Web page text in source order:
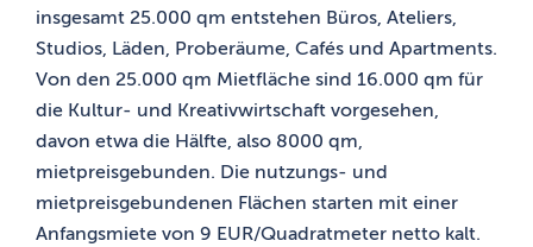
insgesamt 25.000 qm entstehen Büros, Ateliers,
Studios, Läden, Proberäume, Cafés und Apartments.
Von den 25.000 qm Mietfläche sind 16.000 qm für
die Kultur- und Kreativwirtschaft vorgesehen,
davon etwa die Hälfte, also 8000 qm,
mietpreisgebunden. Die nutzungs- und
mietpreisgebundenen Flächen starten mit einer
Anfangsmiete von 9 EUR/Quadratmeter netto kalt.